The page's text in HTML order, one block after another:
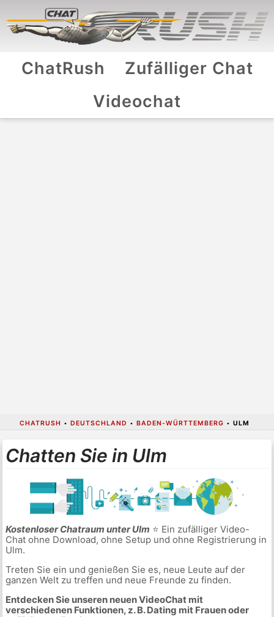
ChatRush
Zufälliger Chat
Videochat
CHATRUSH • DEUTSCHLAND • BADEN-WÜRTTEMBERG • ULM
Chatten Sie in Ulm
Kostenloser Chatraum unter Ulm ⭐ Ein zufälliger Video-
Chat ohne Download, ohne Setup und ohne Registrierung in
Ulm.
Treten Sie ein und genießen Sie es, neue Leute auf der
ganzen Welt zu treffen und neue Freunde zu finden.
Entdecken Sie unseren neuen VideoChat mit
verschiedenen Funktionen, z. B. Dating mit Frauen oder